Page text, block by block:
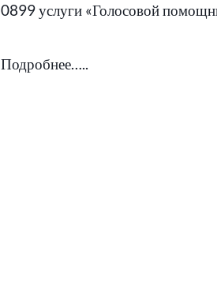
0899 услуги «Голосовой
Подробнее…..